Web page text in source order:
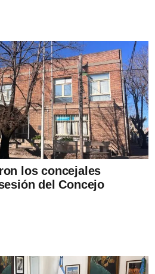
los concejales
del Concejo